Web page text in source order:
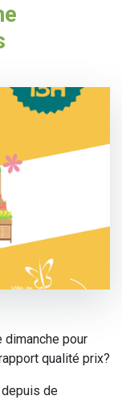
pour
qualité prix?
de